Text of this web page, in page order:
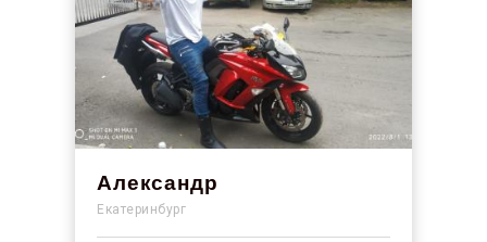
Александр
Екатеринбург